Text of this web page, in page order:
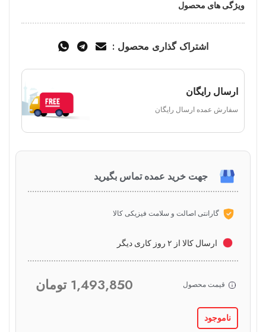
ویژگی های محصول
اشتراک گذاری محصول :
ارسال رایگان
سفارش عمده ارسال رایگان
جهت خرید عمده تماس بگیرید
گارانتی اصالت و سلامت فیزیکی کالا
ارسال کالا از ۲ روز کاری دیگر
قیمت محصول 1,493,850 تومان
ناموجود